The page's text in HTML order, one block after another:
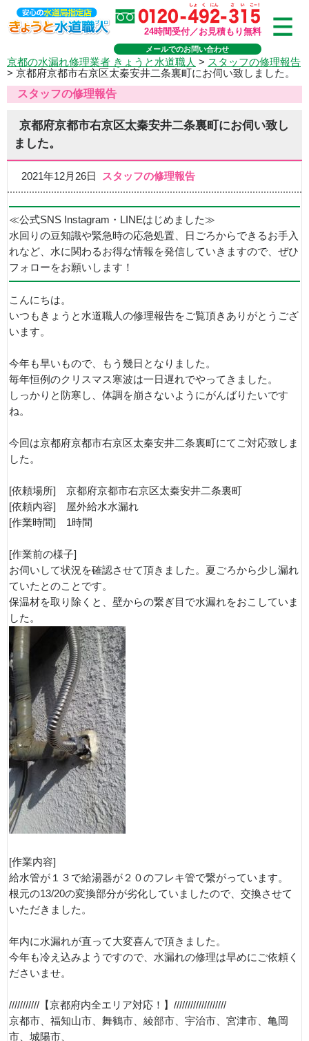
24時間受付／お見積もり無料
メールでのお問い合わせ
京都の水漏れ修理業者 きょうと水道職人 > スタッフの修理報告
> 京都府京都市右京区太秦安井二条裏町にお伺い致しました。
スタッフの修理報告
京都府京都市右京区太秦安井二条裏町にお伺い致し
ました。
2021年12月26日 スタッフの修理報告
≪公式SNS Instagram・LINEはじめました≫
水回りの豆知識や緊急時の応急処置、日ごろからできるお手入
れなど、水に関わるお得な情報を発信していきますので、ぜひ
フォローをお願いします！
こんにちは。
いつもきょうと水道職人の修理報告をご覧頂きありがとうござ
います。
今年も早いもので、もう幾日となりました。
毎年恒例のクリスマス寒波は一日遅れでやってきました。
しっかりと防寒し、体調を崩さないようにがんばりたいです
ね。
今回は京都府京都市右京区太秦安井二条裏町にてご対応致しま
した。
[依頼場所] 京都府京都市右京区太秦安井二条裏町
[依頼内容] 屋外給水水漏れ
[作業時間] 1時間
[作業前の様子]
お伺いして状況を確認させて頂きました。夏ごろから少し漏れ
ていたとのことです。
保温材を取り除くと、壁からの繋ぎ目で水漏れをおこしていま
した。
[作業内容]
給水管が１３で給湯器が２０のフレキ管で繋がっています。
根元の13/20の変換部分が劣化していましたので、交換させて
いただきました。
年内に水漏れが直って大変喜んで頂きました。
今年も冷え込みようですので、水漏れの修理は早めにご依頼く
ださいませ。
///////////【京都府内全エリア対応！】///////////////////
京都市、福知山市、舞鶴市、綾部市、宇治市、宮津市、亀岡
市、城陽市、